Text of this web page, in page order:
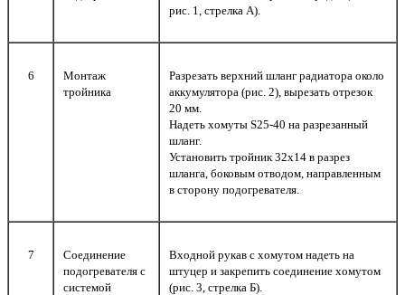
рис. 1, стрелка А).
6
Монтаж
тройника
Разрезать верхний шланг радиатора около
аккумулятора (рис. 2), вырезать отрезок
20 мм.
Надеть хомуты S25-40 на разрезанный
шланг.
Установить тройник 32х14 в разрез
шланга, боковым отводом, направленным
в сторону подогревателя.
7
Соединение
подогревателя с
системой
Входной рукав с хомутом надеть на
штуцер и закрепить соединение хомутом
(рис. 3, стрелка Б).